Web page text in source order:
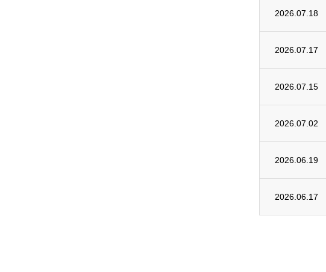
2026.07.18
2026.07.17
2026.07.15
2026.07.02
2026.06.19
2026.06.17